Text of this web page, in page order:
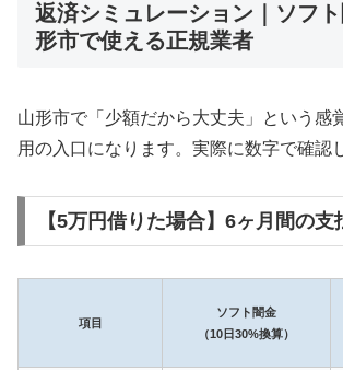
返済シミュレーション｜ソフ
形市で使える正規業者
山形市で「少額だから大丈夫」という感
用の入口になります。実際に数字で確認
【5万円借りた場合】6ヶ月間の支
項目
ソフト闇金
（10日30%換算）